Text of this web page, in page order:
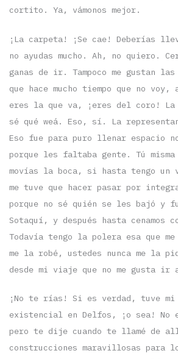
cortito. Ya, vámonos mejor.
¡La carpeta! ¡Se cae! Deberías
no ayudas mucho. Ah, no quiero.
ganas de ir. Tampoco me gustan
que hace mucho tiempo que no
eres la que va, ¡eres del coro! La
sé qué weá. Eso, sí. La
Eso fue para puro llenar espacio
porque les faltaba gente. Tú
movías la boca, si hasta tengo un
me tuve que hacer pasar por
porque no sé quién se les bajó y
Sotaquí, y después hasta cenamos
Todavía tengo la polera esa que
me la robé, ustedes nunca me la
desde mi viaje que no me gusta ir
¡No te rías! Si es verdad, tuve
existencial en Delfos, ¡o sea! No
pero te dije cuando te llamé de
construcciones maravillosas para